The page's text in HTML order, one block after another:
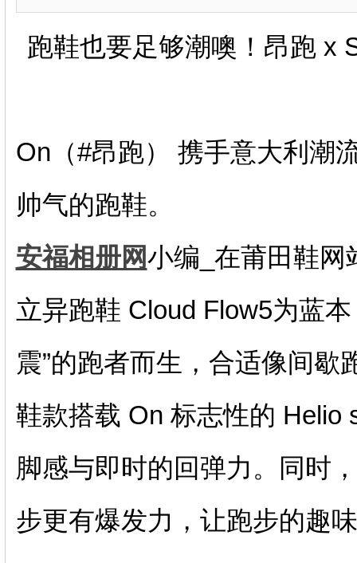
跑鞋也要足够潮噢！昂跑 x
On（#昂跑） 携手意大利潮
帅气的跑鞋。
安福相册网小编_在莆田鞋网
立异跑鞋 Cloud Flow5为蓝
震”的跑者而生，合适像间
鞋款搭载 On 标志性的 Helio
脚感与即时的回弹力。同时
步更有爆发力，让跑步的趣